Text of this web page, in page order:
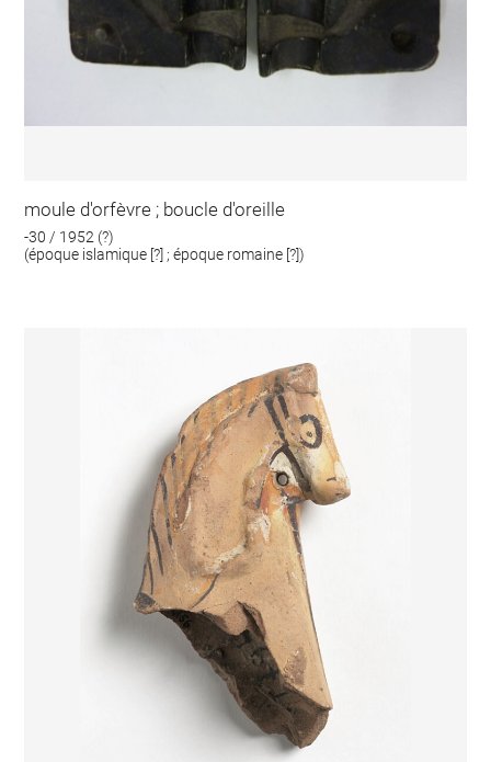
moule d'orfèvre ; boucle d'oreille
-30 / 1952 (?)
(époque islamique [?] ; époque romaine [?])